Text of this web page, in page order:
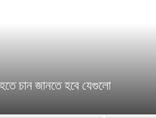
চান জানতে হবে যেগুলো